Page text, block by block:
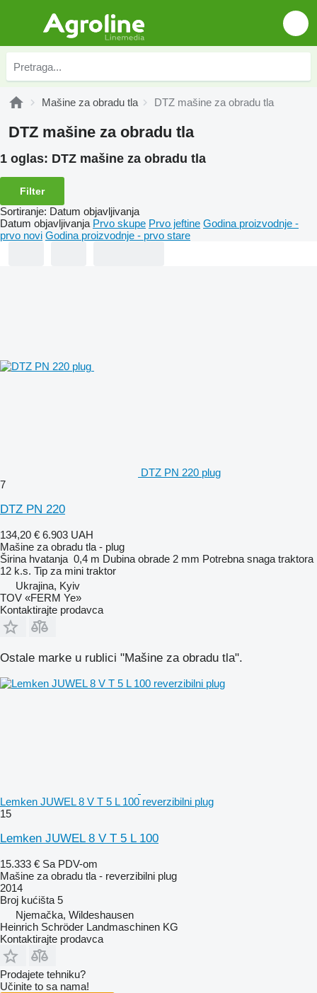
Mašine za obradu tla DTZ mašine za obradu tla
DTZ mašine za obradu tla
1 oglas: DTZ mašine za obradu tla
Filter
Sortiranje: Datum objavljivanja
Datum objavljivanja Prvo skupe Prvo jeftine Godina proizvodnje -
prvo novi Godina proizvodnje - prvo stare
DTZ PN 220 plug
7
DTZ PN 220
134,20 € 6.903 UAH
Mašine za obradu tla - plug
Širina hvatanja 0,4 m Dubina obrade 2 mm Potrebna snaga traktora
12 k.s. Tip za mini traktor
Ukrajina, Kyiv
TOV «FERM Ye»
Kontaktirajte prodavca
Ostale marke u rublici "Mašine za obradu tla".
Lemken JUWEL 8 V T 5 L 100 reverzibilni plug
15
Lemken JUWEL 8 V T 5 L 100
15.333 € Sa PDV-om
Mašine za obradu tla - reverzibilni plug
2014
Broj kućišta 5
Njemačka, Wildeshausen
Heinrich Schröder Landmaschinen KG
Kontaktirajte prodavca
Prodajete tehniku?
Učinite to sa nama!